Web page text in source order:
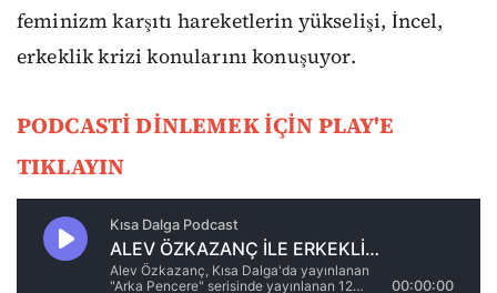
feminizm karşıtı hareketlerin yükselişi, İncel,
erkeklik krizi konularını konuşuyor.
PODCASTİ DİNLEMEK İÇİN PLAY'E
TIKLAYIN